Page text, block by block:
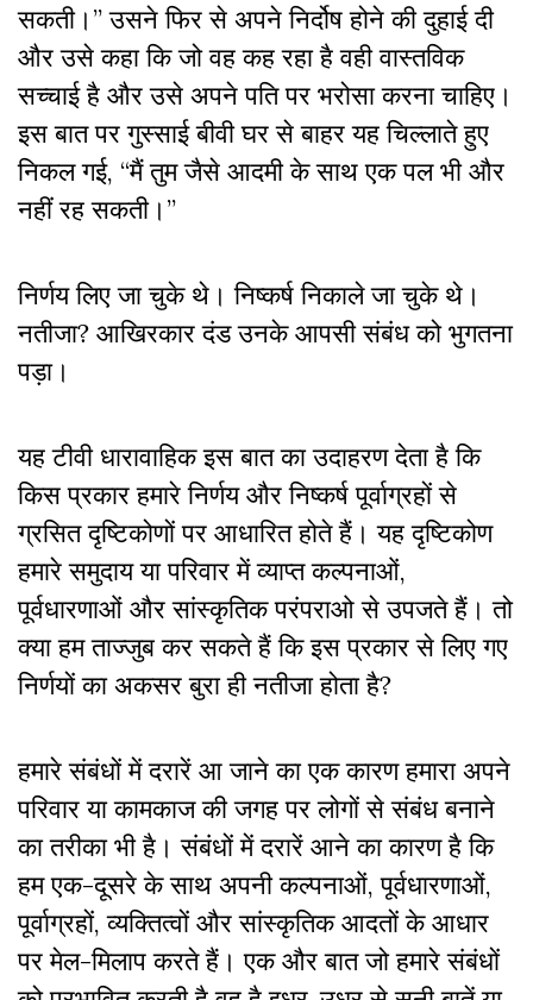
सकती।” उसने फिर से अपने निर्दोष होने की दुहाई दी
और उसे कहा कि जो वह कह रहा है वही वास्तविक
सच्चाई है और उसे अपने पति पर भरोसा करना चाहिए।
इस बात पर गुस्साई बीवी घर से बाहर यह चिल्लाते हुए
निकल गई, “मैं तुम जैसे आदमी के साथ एक पल भी और
नहीं रह सकती।”
निर्णय लिए जा चुके थे। निष्कर्ष निकाले जा चुके थे।
नतीजा? आखिरकार दंड उनके आपसी संबंध को भुगतना
पड़ा।
यह टीवी धारावाहिक इस बात का उदाहरण देता है कि
किस प्रकार हमारे निर्णय और निष्कर्ष पूर्वाग्रहों से
ग्रसित दृष्टिकोणों पर आधारित होते हैं। यह दृष्टिकोण
हमारे समुदाय या परिवार में व्याप्त कल्पनाओं,
पूर्वधारणाओं और सांस्कृतिक परंपराओ से उपजते हैं। तो
क्या हम ताज्जुब कर सकते हैं कि इस प्रकार से लिए गए
निर्णयों का अकसर बुरा ही नतीजा होता है?
हमारे संबंधों में दरारें आ जाने का एक कारण हमारा अपने
परिवार या कामकाज की जगह पर लोगों से संबंध बनाने
का तरीका भी है। संबंधों में दरारें आने का कारण है कि
हम एक-दूसरे के साथ अपनी कल्पनाओं, पूर्वधारणाओं,
पूर्वाग्रहों, व्यक्तित्वों और सांस्कृतिक आदतों के आधार
पर मेल-मिलाप करते हैं। एक और बात जो हमारे संबंधों